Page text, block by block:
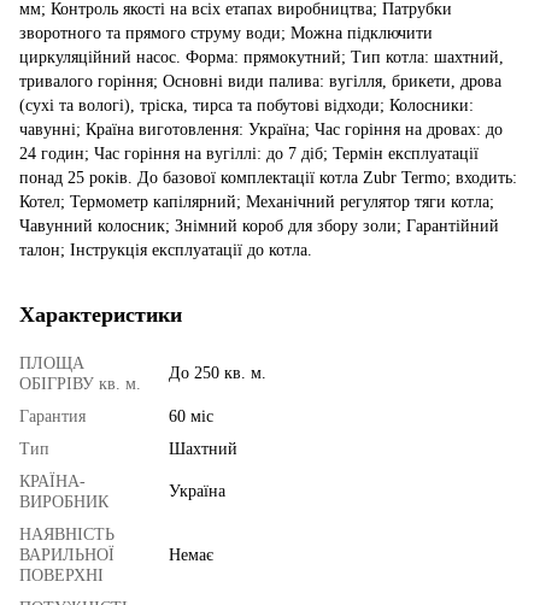
мм; Контроль якості на всіх етапах виробництва; Патрубки
зворотного та прямого струму води; Можна підключити
циркуляційний насос. Форма: прямокутний; Тип котла: шахтний,
тривалого горіння; Основні види палива: вугілля, брикети, дрова
(сухі та вологі), тріска, тирса та побутові відходи; Колосники:
чавунні; Країна виготовлення: Україна; Час горіння на дровах: до
24 годин; Час горіння на вугіллі: до 7 діб; Термін експлуатації
понад 25 років. До базової комплектації котла Zubr Termo; входить:
Котел; Термометр капілярний; Механічний регулятор тяги котла;
Чавунний колосник; Знімний короб для збору золи; Гарантійний
талон; Інструкція експлуатації до котла.
Характеристики
ПЛОЩА
ОБІГРІВУ кв. м.
До 250 кв. м.
Гарантия
60 міс
Тип
Шахтний
КРАЇНА-
ВИРОБНИК
Україна
НАЯВНІСТЬ
ВАРИЛЬНОЇ
ПОВЕРХНІ
Немає